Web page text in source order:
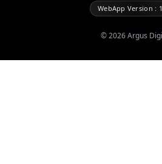
WebApp Version :
©2026Argus